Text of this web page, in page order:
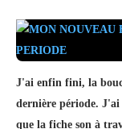
J'ai enfin fini, la
dernière période. J'ai
que la fiche son à